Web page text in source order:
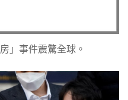
」事件震驚全球。